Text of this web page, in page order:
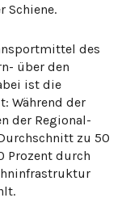
Schiene.
des
über den
ist die
Während der
der Regional-
zu 50
Prozent durch